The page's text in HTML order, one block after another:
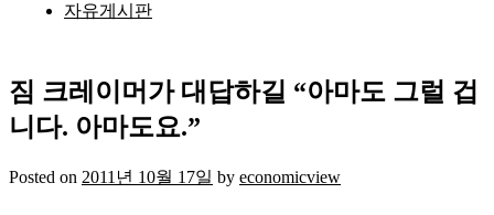
자유게시판
짐 크레이머가 대답하길 “아마도 그럴 겁
니다. 아마도요.”
Posted on 2011년 10월 17일 by economicview